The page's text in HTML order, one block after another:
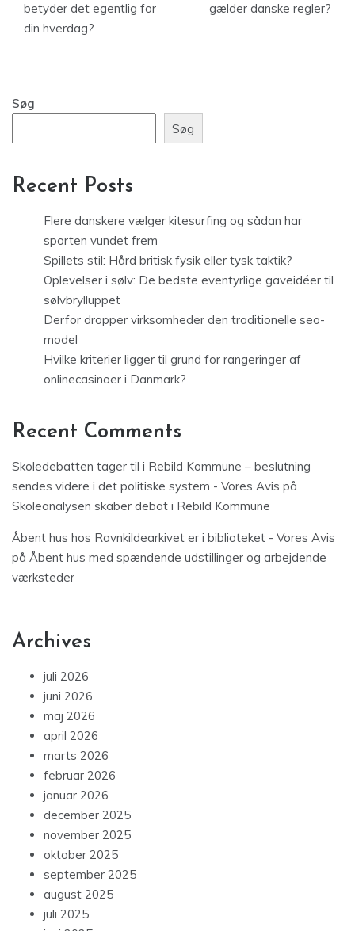
betyder det egentlig for
din hverdag?
gælder danske regler?
Søg
Søg
Recent Posts
Flere danskere vælger kitesurfing og sådan har
sporten vundet frem
Spillets stil: Hård britisk fysik eller tysk taktik?
Oplevelser i sølv: De bedste eventyrlige gaveidéer til
sølvbrylluppet
Derfor dropper virksomheder den traditionelle seo-
model
Hvilke kriterier ligger til grund for rangeringer af
onlinecasinoer i Danmark?
Recent Comments
Skoledebatten tager til i Rebild Kommune – beslutning
sendes videre i det politiske system - Vores Avis på
Skoleanalysen skaber debat i Rebild Kommune
Åbent hus hos Ravnkildearkivet er i biblioteket - Vores Avis
på Åbent hus med spændende udstillinger og arbejdende
værksteder
Archives
juli 2026
juni 2026
maj 2026
april 2026
marts 2026
februar 2026
januar 2026
december 2025
november 2025
oktober 2025
september 2025
august 2025
juli 2025